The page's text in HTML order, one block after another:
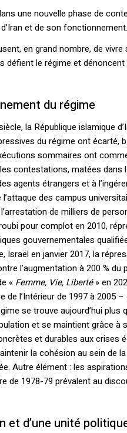
une nouvelle phase de
et de son fonctionnement.
en grand nombre, de
le régime et dénoncent
du régime
la République islamique
du régime ont écarté,
sommaires ont
contestations, matées dans
agents étrangers et à
des campus
de milliers de
pour complot en 2010,
gouvernementales
Israël en janvier 2017, la
l’augmentation à 200 % du
« Femme, Vie, Liberté» en
l’Intérieur de 1997 à 2005
se trouve aujourd’hui plus
et se maintient grâce
et durables aux
la cohésion au sein de
Autre élément : les
1978-79 prévalent au
et d’une unité